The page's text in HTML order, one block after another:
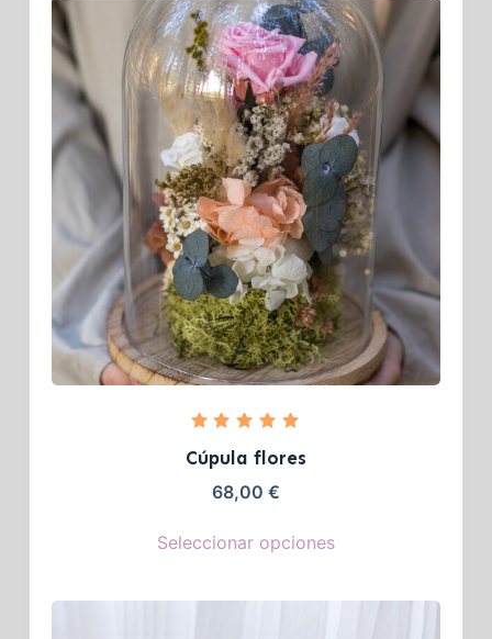
con5.00
de 5
Cúpula flores
68,00 €
Seleccionar opciones